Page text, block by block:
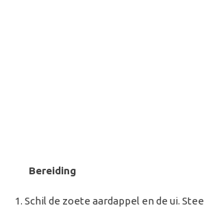
Bereiding
Schil de zoete aardappel en de ui.